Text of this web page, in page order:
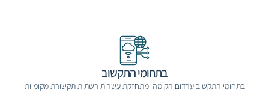
בתחומי התקשוב
בתחומי התקשוב ערדום הקימה ומתחזקת עשרות רשתות תקשורת מקומיות